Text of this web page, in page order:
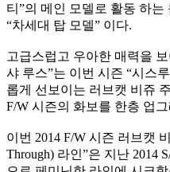
티”의 메인 모델로 활동 하
“차세대 탑 모델” 이다.
고급스럽고 우아한 매력을
샤 루스”는 이번 시즌 “시스
롭게 선보이는 러브캣 비쥬
F/W 시즌의 화보를 한층 업
이번 2014 F/W 시즌 러브캣
Through) 라인”은 지난 2014